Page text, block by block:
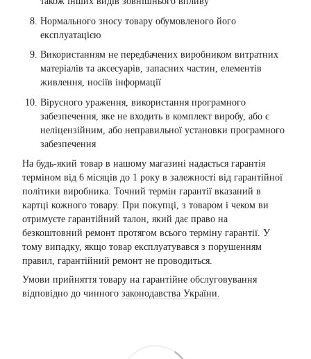
Нормального зносу товару обумовленого його
експлуатацією
Використанням не передбачених виробником витратних
матеріалів та аксесуарів, запасних частин, елементів
живлення, носіїв інформації
Вірусного ураження, використання програмного
забезпечення, яке не входить в комплект виробу, або є
неліцензійним, або неправильної установки програмного
забезпечення
На будь-який товар в нашому магазині надається гарантія
терміном від 6 місяців до 1 року в залежності від гарантійної
політики виробника. Точний термін гарантії вказаний в
картці кожного товару. При покупці, з товаром і чеком ви
отримуєте гарантійний талон, який дає право на
безкоштовний ремонт протягом всього терміну гарантії. У
тому випадку, якщо товар експлуатувався з порушенням
правил, гарантійний ремонт не проводиться.
Умови прийняття товару на гарантійне обслуговування
відповідно до чинного законодавства України.